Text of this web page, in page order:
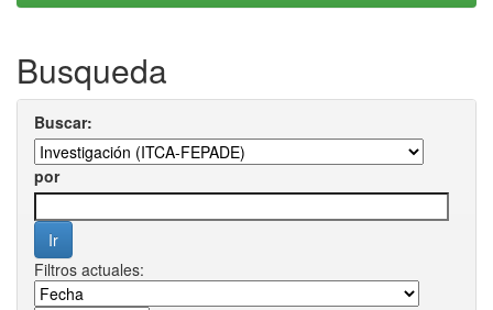
Busqueda
Buscar:
por
Filtros actuales: